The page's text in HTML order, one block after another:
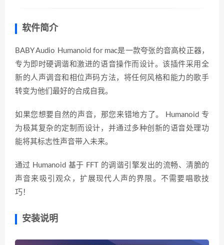
软件简介
BABY Audio Humanoid for mac是一款夸张的音高校正器，
专为即时硬调谐和激进的语音操作而设计。该插件采用全
新的人声调音和相位声码方法，将任何风格和能力的歌手
转变为他们最好的合成自我。
如果您想要自然的声音，那您来错地方了。 Humanoid 专
为极其复杂的定制而设计，并通过多种创新的语音处理功
能将其标志性声音带入未来。
通过 Humanoid 基于 FFT 的调谐引擎发出的流畅、清脆的
声音来吸引观众，扩展现代人声的界限。不需要唱歌技
巧！
安装说明